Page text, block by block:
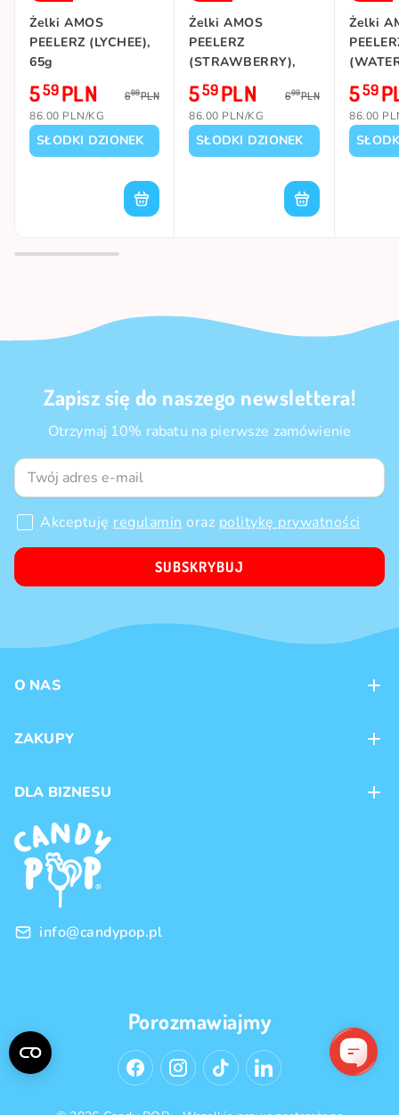
SŁODKI DZIONEK
Żelki AMOS
PEELERZ (LYCHEE),
65g
559PLN 699PLN
86.00 PLN/KG
SŁODKI DZIONEK
Żelki AMOS
PEELERZ
(STRAWBERRY),
65g
559PLN 699PLN
86.00 PLN/KG
Żelki
65g
559
86.00
Zapisz się do naszego newslettera!
Otrzymaj 10% rabatu na pierwsze zamówienie
Akceptuję regulamin oraz politykę prywatności
SUBSKRYBUJ
O NAS
Sklepy
ZAKUPY
Dostawa
Regulamin
Polityka prywatności
DLA BIZNESU
Franczyza
Handel hurtowy
info@candypop.pl
Porozmawiajmy